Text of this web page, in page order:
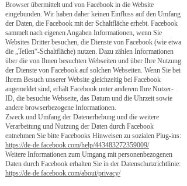
Browser übermittelt und von Facebook in die Website
eingebunden. Wir haben daher keinen Einfluss auf den Umfang
der Daten, die Facebook mit der Schaltfläche erhebt. Facebook
sammelt nach eigenen Angaben Informationen, wenn Sie
Websites Dritter besuchen, die Dienste von Facebook (wie etwa
die „Teilen“-Schaltfläche) nutzen. Dazu zählen Informationen
über die von Ihnen besuchten Webseiten und über Ihre Nutzung
der Dienste von Facebook auf solchen Webseiten. Wenn Sie bei
Ihrem Besuch unserer Website gleichzeitig bei Facebook
angemeldet sind, erhält Facebook unter anderem Ihre Nutzer-
ID, die besuchte Webseite, das Datum und die Uhrzeit sowie
andere browserbezogene Informationen.
Zweck und Umfang der Datenerhebung und die weitere
Verarbeitung und Nutzung der Daten durch Facebook
entnehmen Sie bitte Facebooks Hinweisen zu sozialen Plug-ins:
https://de-de.facebook.com/help/443483272359009/
Weitere Informationen zum Umgang mit personenbezogenen
Daten durch Facebook erhalten Sie in der Datenschutzrichtlinie:
https://de-de.facebook.com/about/privacy/